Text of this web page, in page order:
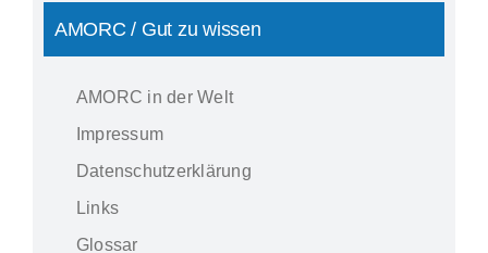
AMORC / Gut zu wissen
AMORC in der Welt
Impressum
Datenschutzerklärung
Links
Glossar